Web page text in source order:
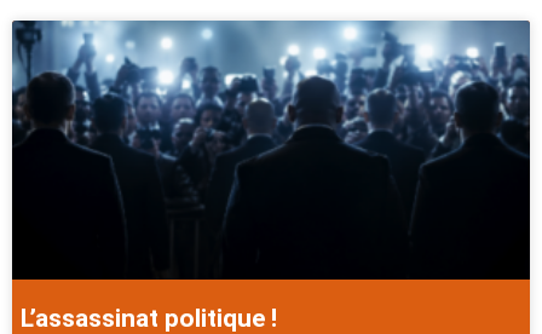
L’assassinat politique !